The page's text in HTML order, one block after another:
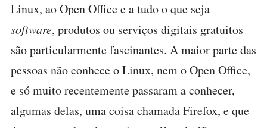
Linux, ao Open Office e a tudo o que seja
software, produtos ou serviços digitais gratuitos
são particularmente fascinantes. A maior parte das
pessoas não conhece o Linux, nem o Open Office,
e só muito recentemente passaram a conhecer,
algumas delas, uma coisa chamada Firefox, e que